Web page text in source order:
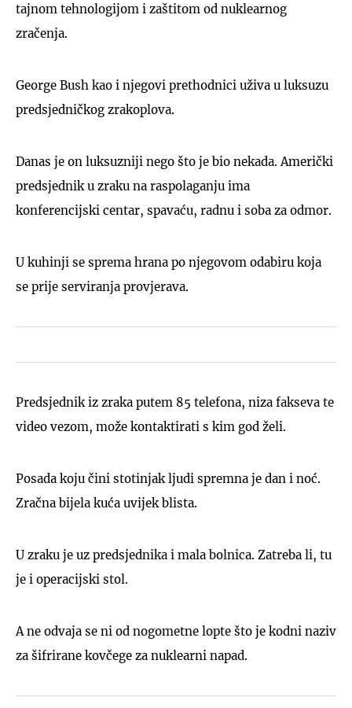
tajnom tehnologijom i zaštitom od nuklearnog
zračenja.
George Bush kao i njegovi prethodnici uživa u luksuzu
predsjedničkog zrakoplova.
Danas je on luksuzniji nego što je bio nekada. Američki
predsjednik u zraku na raspolaganju ima
konferencijski centar, spavaću, radnu i soba za odmor.
U kuhinji se sprema hrana po njegovom odabiru koja
se prije serviranja provjerava.
Predsjednik iz zraka putem 85 telefona, niza fakseva te
video vezom, može kontaktirati s kim god želi.
Posada koju čini stotinjak ljudi spremna je dan i noć.
Zračna bijela kuća uvijek blista.
U zraku je uz predsjednika i mala bolnica. Zatreba li, tu
je i operacijski stol.
A ne odvaja se ni od nogometne lopte što je kodni naziv
za šifrirane kovčege za nuklearni napad.